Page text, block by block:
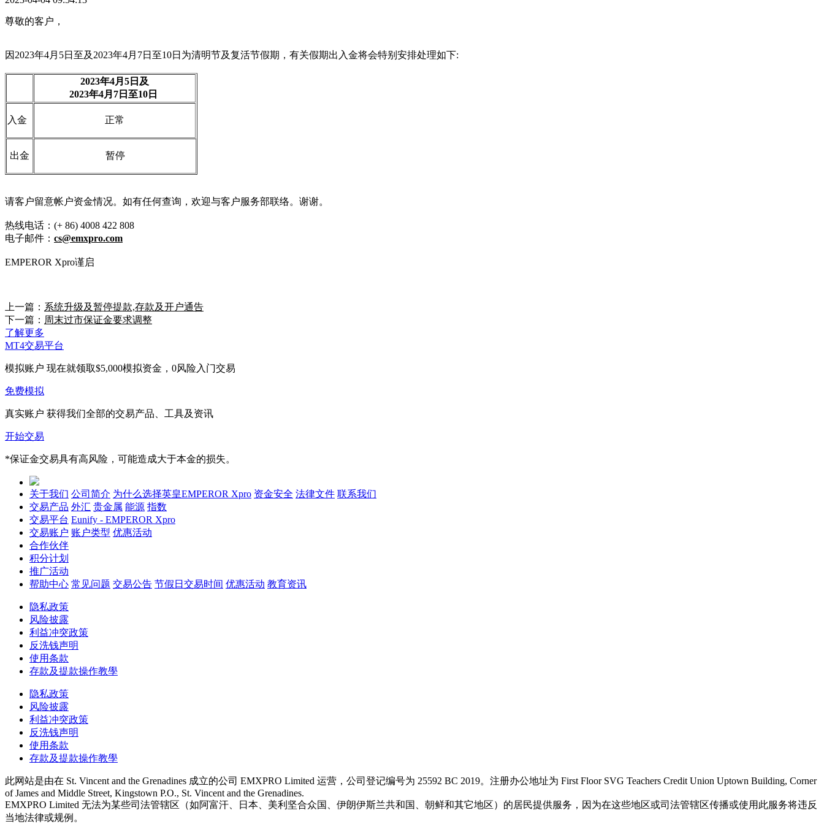
尊敬的客户，
因2023年4月5日至及2023年4月7日至10日为清明节及复活节假期，有关假期出入金将会特别安排处理如下:
2023年4月5日及
2023年4月7日至10日
入金 正常
出金 暂停
请客户留意帐户资金情况。如有任何查询，欢迎与客户服务部联络。谢谢。
热线电话：(+ 86) 4008 422 808
电子邮件： cs@emxpro.com
EMPEROR Xpro谨启
上一篇： 系统升级及暂停提款,存款及开户通告
下一篇： 周末过市保证金要求调整
了解更多
MT4交易平台
模拟账户 现在就领取$5,000模拟资金，0风险入门交易
免费模拟
真实账户 获得我们全部的交易产品、工具及资讯
开始交易
*保证金交易具有高风险，可能造成大于本金的损失。
关于我们 公司简介 为什么选择英皇EMPEROR Xpro 资金安全 法律文件 联系我们
交易产品 外汇 贵金属 能源 指数
交易平台 Eunify - EMPEROR Xpro
交易账户 账户类型 优惠活动
合作伙伴
积分计划
推广活动
帮助中心 常见问题 交易公告 节假日交易时间 优惠活动 教育资讯
隐私政策
风险披露
利益冲突政策
反洗钱声明
使用条款
存款及提款操作教學
隐私政策
风险披露
利益冲突政策
反洗钱声明
使用条款
存款及提款操作教學
此网站是由在 St. Vincent and the Grenadines 成立的公司 EMXPRO Limited 运营，公司登记编号为 25592 BC 2019。注册办公地址为 First Floor SVG Teachers Credit Union Uptown Building, Corner
of James and Middle Street, Kingstown P.O., St. Vincent and the Grenadines.
EMXPRO Limited 无法为某些司法管辖区（如阿富汗、日本、美利坚合众国、伊朗伊斯兰共和国、朝鲜和其它地区）的居民提供服务，因为在这些地区或司法管辖区传播或使用此服务将违反
当地法律或规例。